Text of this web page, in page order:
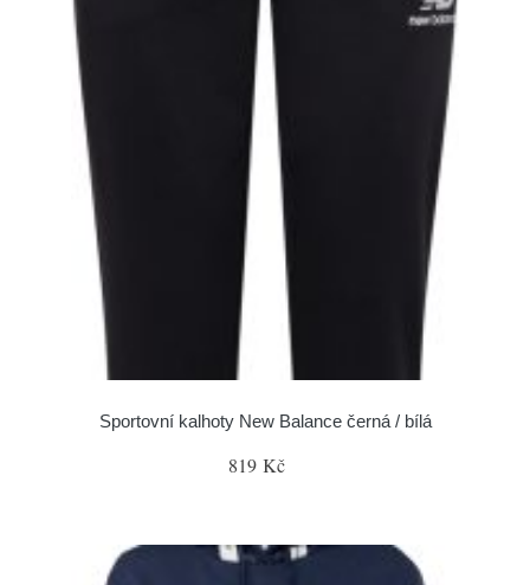
Sportovní kalhoty New Balance černá / bílá
819 Kč